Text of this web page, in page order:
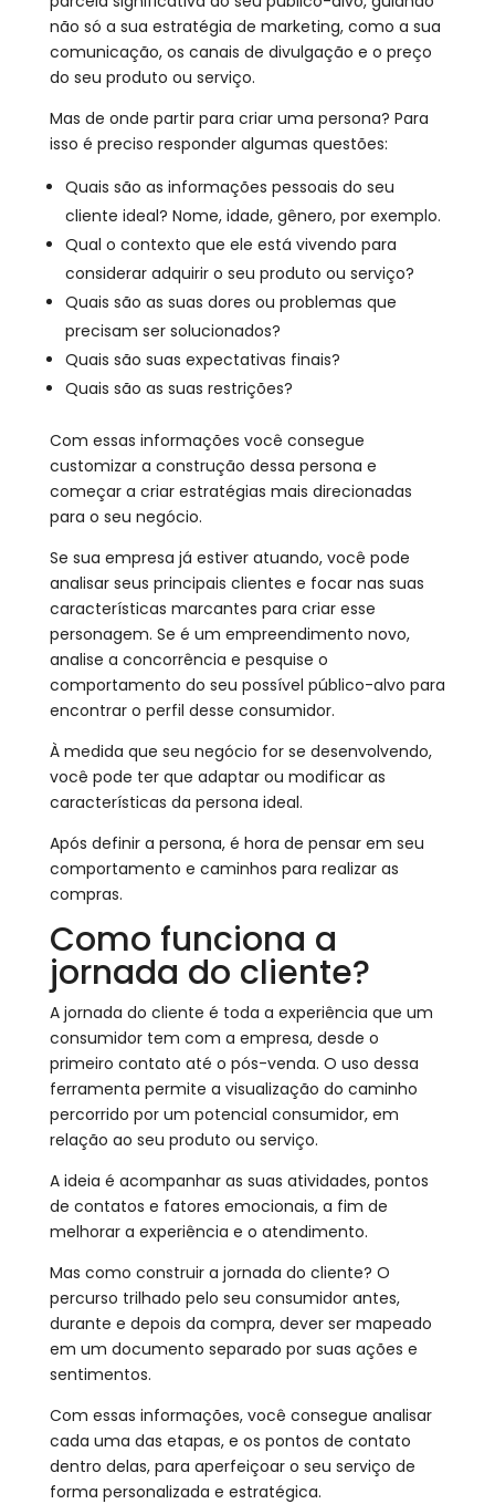
não só a sua estratégia de marketing, como a sua
comunicação, os canais de divulgação e o preço
do seu produto ou serviço.
Mas de onde partir para criar uma persona? Para
isso é preciso responder algumas questões:
Quais são as informações pessoais do seu
cliente ideal? Nome, idade, gênero, por exemplo.
Qual o contexto que ele está vivendo para
considerar adquirir o seu produto ou serviço?
Quais são as suas dores ou problemas que
precisam ser solucionados?
Quais são suas expectativas finais?
Quais são as suas restrições?
Com essas informações você consegue
customizar a construção dessa persona e
começar a criar estratégias mais direcionadas
para o seu negócio.
Se sua empresa já estiver atuando, você pode
analisar seus principais clientes e focar nas suas
características marcantes para criar esse
personagem. Se é um empreendimento novo,
analise a concorrência e pesquise o
comportamento do seu possível público-alvo para
encontrar o perfil desse consumidor.
À medida que seu negócio for se desenvolvendo,
você pode ter que adaptar ou modificar as
características da persona ideal.
Após definir a persona, é hora de pensar em seu
comportamento e caminhos para realizar as
compras.
Como funciona a
jornada do cliente?
A jornada do cliente é toda a experiência que um
consumidor tem com a empresa, desde o
primeiro contato até o pós-venda. O uso dessa
ferramenta permite a visualização do caminho
percorrido por um potencial consumidor, em
relação ao seu produto ou serviço.
A ideia é acompanhar as suas atividades, pontos
de contatos e fatores emocionais, a fim de
melhorar a experiência e o atendimento.
Mas como construir a jornada do cliente? O
percurso trilhado pelo seu consumidor antes,
durante e depois da compra, dever ser mapeado
em um documento separado por suas ações e
sentimentos.
Com essas informações, você consegue analisar
cada uma das etapas, e os pontos de contato
dentro delas, para aperfeiçoar o seu serviço de
forma personalizada e estratégica.